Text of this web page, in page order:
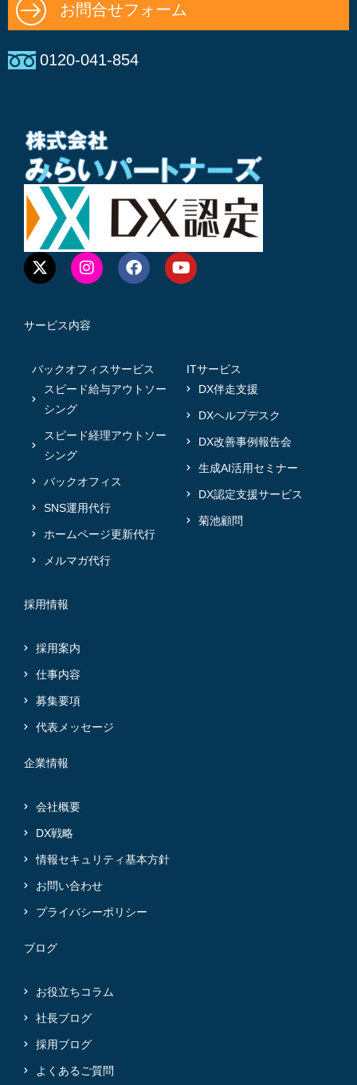
お問合せフォーム
0120-041-854
サービス内容
バックオフィスサービス
スピード給与アウトソー
シング
スピード経理アウトソー
シング
バックオフィス
SNS運用代行
ホームページ更新代行
メルマガ代行
ITサービス
DX伴走支援
DXヘルプデスク
DX改善事例報告会
生成AI活用セミナー
DX認定支援サービス
菊池顧問
採用情報
採用案内
仕事内容
募集要項
代表メッセージ
企業情報
会社概要
DX戦略
情報セキュリティ基本方針
お問い合わせ
プライバシーポリシー
ブログ
お役立ちコラム
社長ブログ
採用ブログ
よくあるご質問